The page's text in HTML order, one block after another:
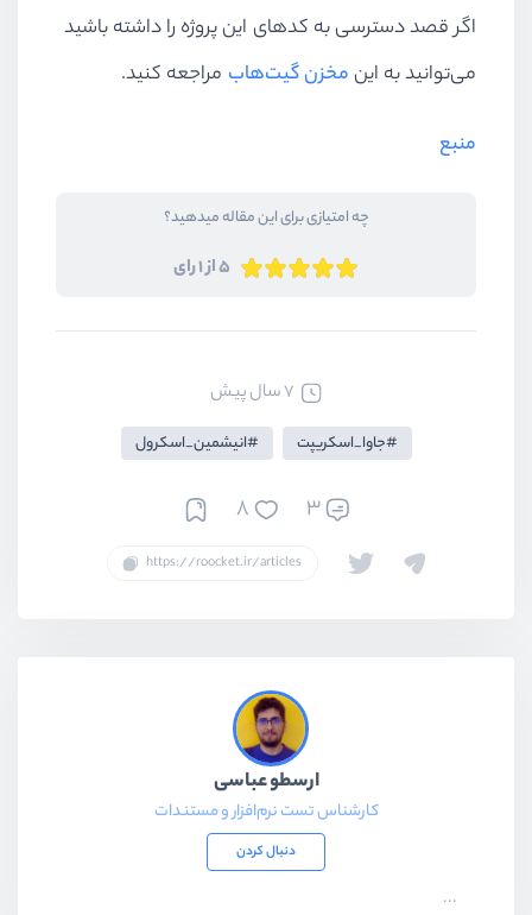
اگر قصد دسترسی به کدهای این پروژه را داشته باشید
می‌توانید به این مخزن گیت‌هاب مراجعه کنید.
منبع
چه امتیازی برای این مقاله میدهید؟
5 از 1 رای
7 سال پیش
جاوا_اسکریپت انیشمین_اسکرول
3
8
ارسطو عباسی
کارشناس تست نرم‌افزار و مستندات
دنبال کردن
...